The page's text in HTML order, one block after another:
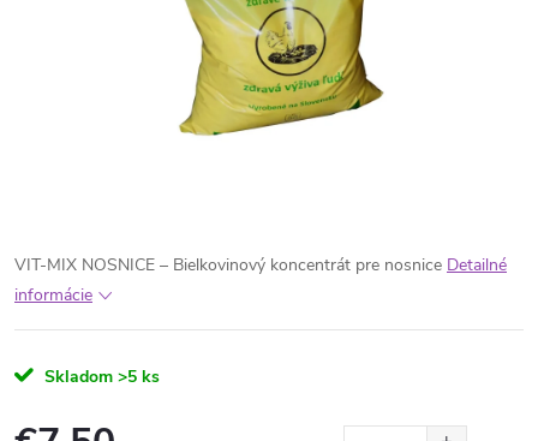
VIT-MIX NOSNICE – Bielkovinový koncentrát pre nosnice Detailné
informácie
Skladom >5 ks